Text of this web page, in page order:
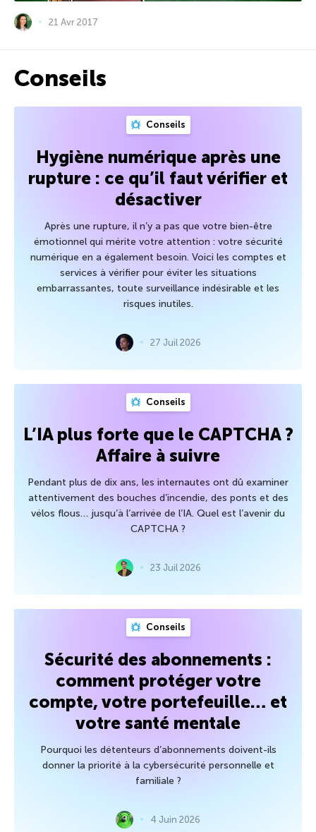
21 Avr 2017
Conseils
Conseils
Hygiène numérique après une
rupture : ce qu’il faut vérifier et
désactiver
Après une rupture, il n’y a pas que votre bien-être
émotionnel qui mérite votre attention : votre sécurité
numérique en a également besoin. Voici les comptes et
services à vérifier pour éviter les situations
embarrassantes, toute surveillance indésirable et les
risques inutiles.
27 Juil 2026
Conseils
L’IA plus forte que le CAPTCHA ?
Affaire à suivre
Pendant plus de dix ans, les internautes ont dû examiner
attentivement des bouches d’incendie, des ponts et des
vélos flous… jusqu’à l’arrivée de l’IA. Quel est l’avenir du
CAPTCHA ?
23 Juil 2026
Conseils
Sécurité des abonnements :
comment protéger votre
compte, votre portefeuille… et
votre santé mentale
Pourquoi les détenteurs d’abonnements doivent-ils
donner la priorité à la cybersécurité personnelle et
familiale ?
4 Juin 2026